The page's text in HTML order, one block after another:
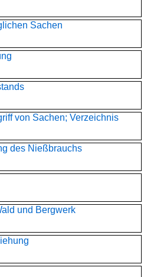
Sachen
von Sachen; Verzeichnis
des Nießbrauchs
und Bergwerk